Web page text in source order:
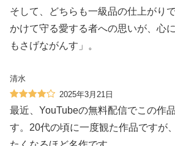
そして、どちらも一級品の仕上がり
かけて守る愛する者への思いが、心
もさげながんす」。
清水
2025年3月21日
最近、YouTubeの無料配信でこの作
す。20代の頃に一度観た作品ですが